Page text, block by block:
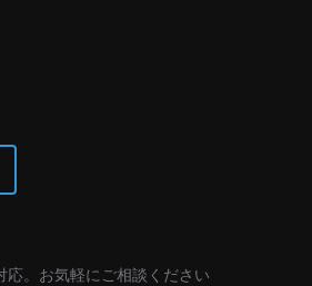
応。お気軽にご相談ください